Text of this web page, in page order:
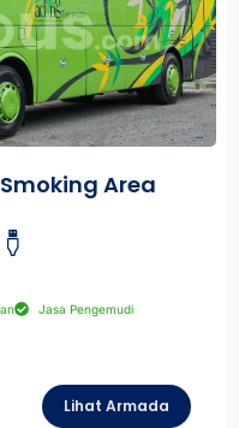
Area
Jasa Pengemudi
Lihat Armada